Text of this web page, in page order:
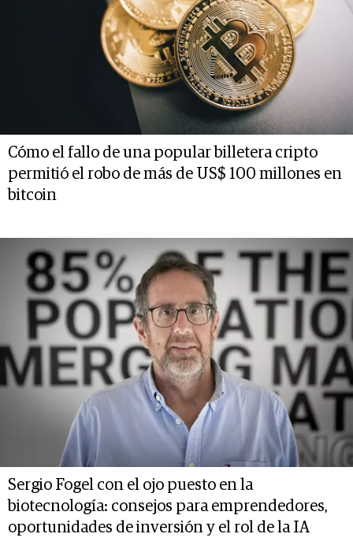
Cómo el fallo de una popular billetera cripto
permitió el robo de más de US$ 100 millones en
bitcoin
Sergio Fogel con el ojo puesto en la
biotecnología: consejos para emprendedores,
oportunidades de inversión y el rol de la IA